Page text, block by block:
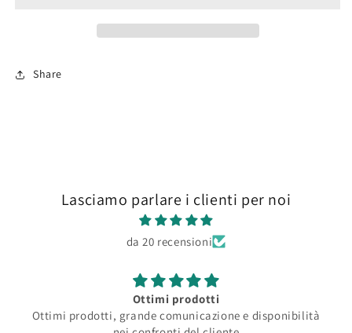
Share
Lasciamo parlare i clienti per noi
da 20 recensioni
Ottimi prodotti
Ottimi prodotti, grande comunicazione e disponibilità